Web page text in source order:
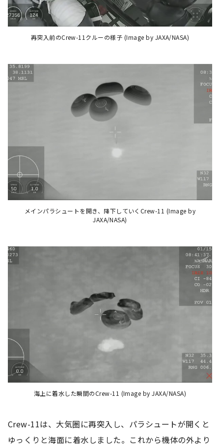
再突入前のCrew-11クルーの様子 (Image by JAXA/NASA)
メインパラシュートを開き、降下していくCrew-11 (Image by
JAXA/NASA)
海上に着水した瞬間のCrew-11 (Image by JAXA/NASA)
Crew-11は、大気圏に再突入し、パラシュートが開くと
ゆっくりと海面に着水しました。これから機体の外より